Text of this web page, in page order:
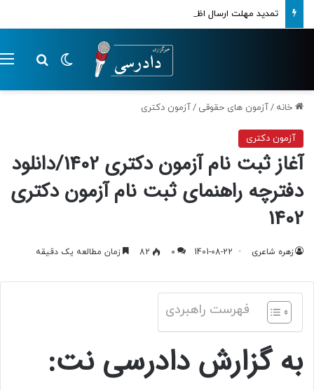
تمدید مهلت ارسال اظهارنامه‌های مالیاتی تا پایان تابستان 1405
تغییر پوسته
خانه /آزمون های حقوقی /آزمون دکتری
آزمون دکتری
آغاز ثبت نام آزمون دکتری 1402/دانلود
دفترچه راهنمای ثبت نام آزمون دکتری
1402
زهره شاعری 1401-08-22
0
82 زمان مطالعه یک دقیقه
فهرست راهبردی
به گزارش دادرسی نت: